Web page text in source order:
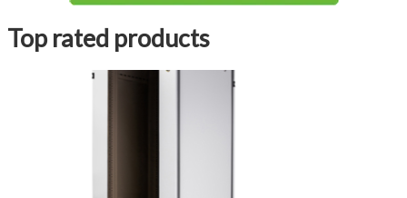
Top rated products